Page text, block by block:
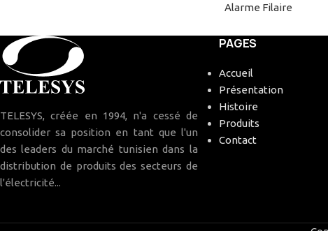
Alarme Filaire
TELESYS, créée en 1994, n'a cessé de
consolider sa position en tant que l'un
des leaders du marché tunisien dans la
distribution de produits des secteurs de
l'électricité...
PAGES
Accueil
Présentation
Histoire
Produits
Contact